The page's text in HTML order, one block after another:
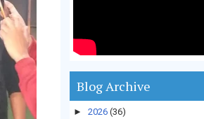
Blog Archive
► 2026 (36)